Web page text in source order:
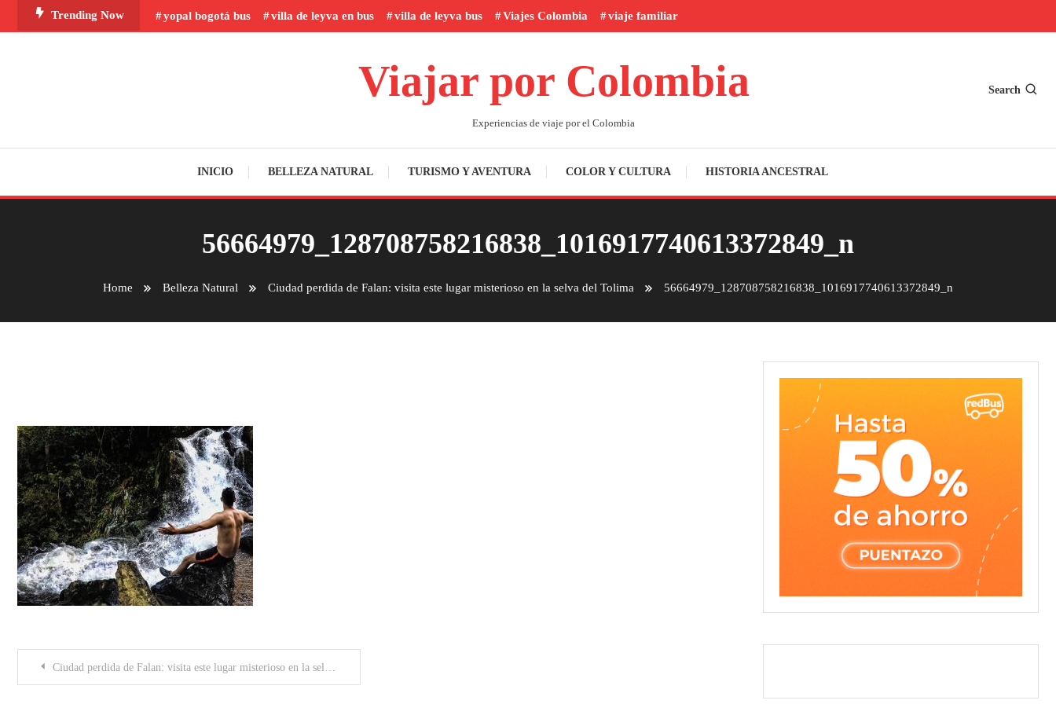
To
Trending Now yopal bogotá bus villa de leyva en bus villa de leyva bus Viajes Colombia viaje familiar
Viajar por Colombia
Experiencias de viaje por el Colombia
Search
INICIO BELLEZA NATURAL TURISMO Y AVENTURA COLOR Y CULTURA HISTORIA ANCESTRAL
56664979_128708758216838_1016917740613372849_n
Home Belleza Natural Ciudad perdida de Falan: visita este lugar misterioso en la selva del Tolima 56664979_128708758216838_1016917740613372849_n
PostCiudad perdida de Falan: visita este lugar misterioso en la selva del Tolima